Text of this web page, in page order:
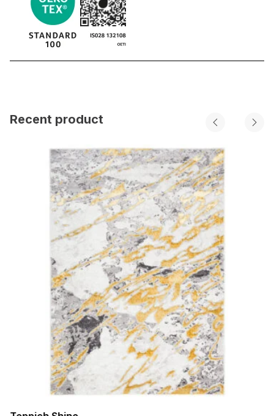
Recent product